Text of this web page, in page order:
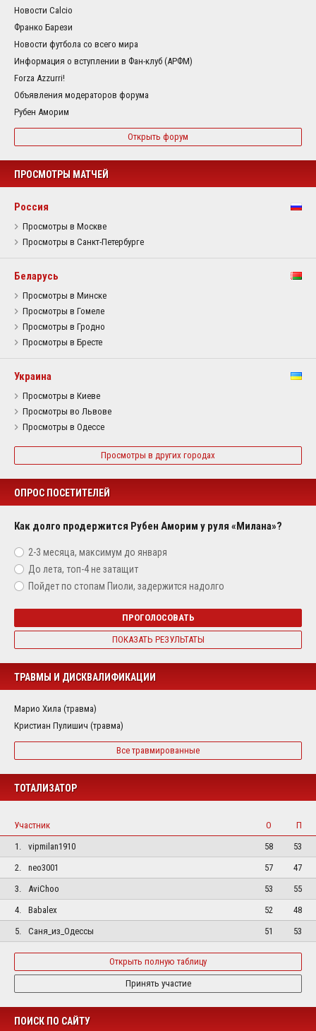
Новости Calcio
Франко Барези
Новости футбола со всего мира
Информация о вступлении в Фан-клуб (АРФМ)
Forza Azzurri!
Объявления модераторов форума
Рубен Аморим
Открыть форум
ПРОСМОТРЫ МАТЧЕЙ
Россия
Просмотры в Москве
Просмотры в Санкт-Петербурге
Беларусь
Просмотры в Минске
Просмотры в Гомеле
Просмотры в Гродно
Просмотры в Бресте
Украина
Просмотры в Киеве
Просмотры во Львове
Просмотры в Одессе
Просмотры в других городах
ОПРОС ПОСЕТИТЕЛЕЙ
Как долго продержится Рубен Аморим у руля «Милана»?
2-3 месяца, максимум до января
До лета, топ-4 не затащит
Пойдет по стопам Пиоли, задержится надолго
ПРОГОЛОСОВАТЬ
ПОКАЗАТЬ РЕЗУЛЬТАТЫ
ТРАВМЫ И ДИСКВАЛИФИКАЦИИ
Марио Хила (травма)
Кристиан Пулишич (травма)
Все травмированные
ТОТАЛИЗАТОР
Участник О
П
1.
vipmilan1910 58
53
2.
neo3001 57
47
3.
AviChoo 53
55
4.
Babalex 52
48
5.
Саня_из_Одессы 51 53
Открыть полную таблицу
Принять участие
ПОИСК ПО САЙТУ